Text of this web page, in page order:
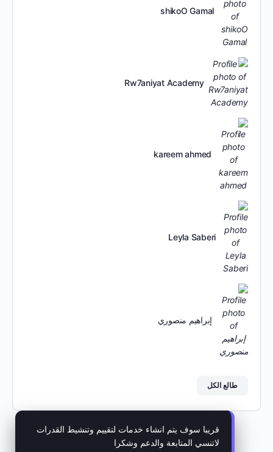
shikoO Gamal
Rw7aniyat Academy
kareem ahmed
Leyla Saberi
إبراهيم منصوري
طالع الكل
قريبا سوف يتم انشاء خدمات لتقييم وتنشيط القدرات
لاتنسي المتابعة والدعم وشكرا